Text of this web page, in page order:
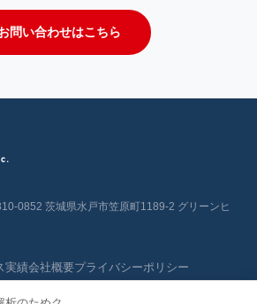
問い合わせはこちら
0852 茨城県水戸市笠原町1189-2 グリーンヒ
実績会社概要プライバシーポリシー